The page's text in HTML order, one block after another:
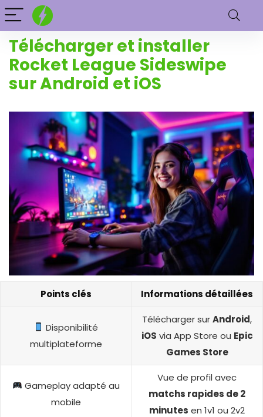
Télécharger et installer
Rocket League Sideswipe
sur Android et iOS
Points clés Informations détaillées
Disponibilité
multiplateforme
Télécharger surAndroid,
iOS via App Store ou Epic
Games Store
Gameplay adapté au
mobile
Vue de profil avec
matchs rapides de 2
minutes en 1v1 ou 2v2